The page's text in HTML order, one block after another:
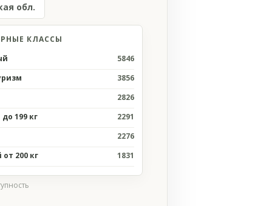
обл.
КЛАССЫ
5846
3856
2826
199 кг
2291
2276
200 кг
1831